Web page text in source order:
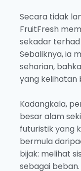
Secara tidak
FruitFresh
sekadar
Sebaliknya, ia
seharian,
yang kelihatan
Kadangkala,
besar alam
futuristik yang
bermula
bijak: melihat
sebagai beban.